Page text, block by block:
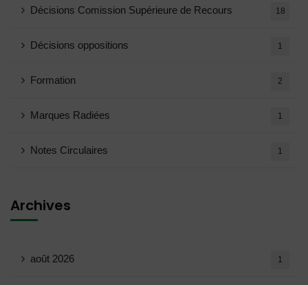
Décisions Comission Supérieure de Recours 18
Décisions oppositions 1
Formation 2
Marques Radiées 1
Notes Circulaires 1
Archives
août 2026 1